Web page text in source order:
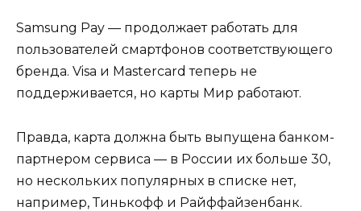
Samsung Pay — продолжает работать для
пользователей смартфонов соответствующего
бренда. Visa и Mastercard теперь не
поддерживается, но карты Мир работают.
Правда, карта должна быть выпущена банком-
партнером сервиса — в России их больше 30,
но нескольких популярных в списке нет,
например, Тинькофф и Райффайзенбанк.